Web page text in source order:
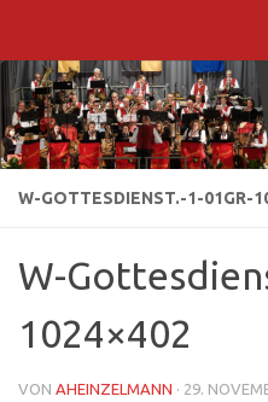
W-GOTTESDIENST.-1-01GR-
W-
1024×402
VON AHEINZELMANN · 29.